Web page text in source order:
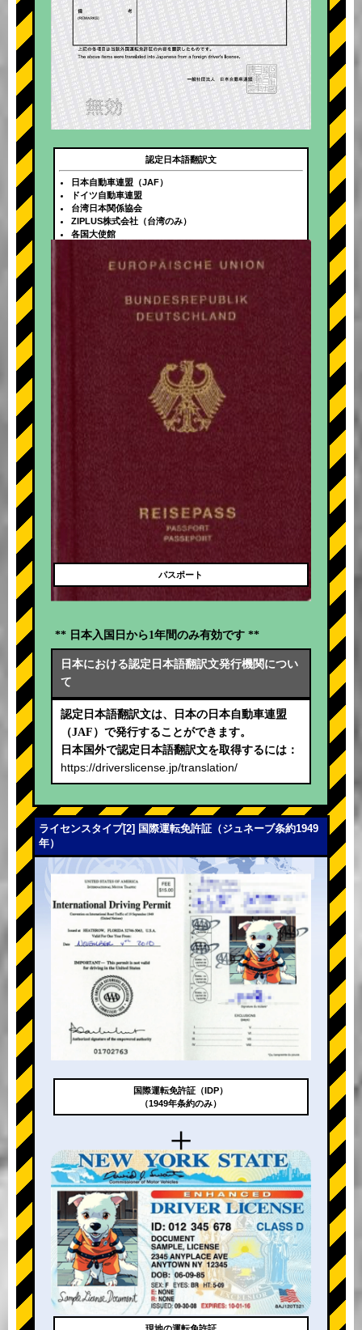
+
認定日本語翻訳文
日本自動車連盟（JAF）
ドイツ自動車連盟
台湾日本関係協会
ZIPLUS株式会社（台湾のみ）
各国大使館
パスポート
** 日本入国日から1年間のみ有効です **
日本における認定日本語翻訳文発行機関につい
て
認定日本語翻訳文は、日本の日本自動車連盟
（JAF）で発行することができます。
日本国外で認定日本語翻訳文を取得するには：
https://driverslicense.jp/translation/
ライセンスタイプ[2] 国際運転免許証（ジュネーブ条約1949
年）
+
国際運転免許証（IDP）
（1949年条約のみ）
現地の運転免許証